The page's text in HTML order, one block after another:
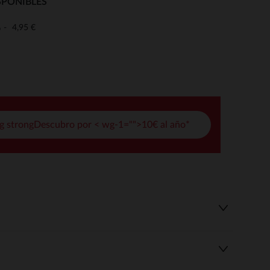
de privacidad, garantizando el cumplimiento de las
4,95 €
strongDescubro por < wg-1="">10€ al año*